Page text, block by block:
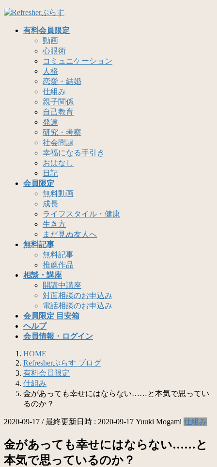
コ
ナ
有料会員限定
動画
心眼術
コミュニケーション
人格
恋愛・結婚
仕組み
親子関係
自己教育
発達
研究・考察
社会問題
幸福になる手引き
おはなし
日記
会員限定
無料動画
成長
ライフスタイル・健康
生き方
まだ見ぬ友人へ
無料記事
無料記事
推薦作品
相談・講座
開講中講座
対面相談のお申込み
電話相談のお申込み
会員限定 目安箱
ヘルプ
会員情報・ログイン
HOME
Refresherぷらす ブログ
有料会員限定
仕組み
金があっても幸せにはならない……と本気で思ってい
るのか？
2020-09-17 / 最終更新日時 : 2020-09-17 Yuuki Mogami 仕組み
金があっても幸せにはならない……と
本気で思っているのか？